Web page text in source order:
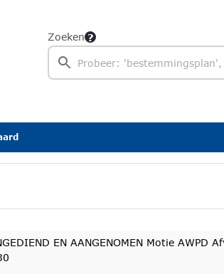
Zoeken
EN AANGENOMEN Motie AWPD